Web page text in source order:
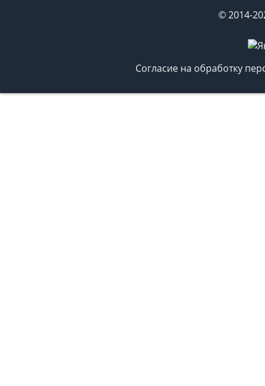
© 2014-
Согласие на обработку